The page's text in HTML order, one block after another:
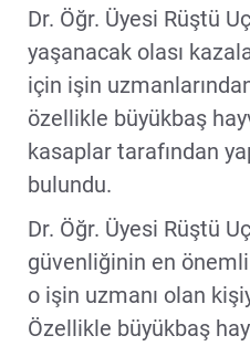
Dr. Öğr. Üyesi Rüştü
yaşanacak olası
için işin
özellikle büyükbaş
kasaplar tarafından
bulundu.
Dr. Öğr. Üyesi Rüştü
güvenliğinin en
o işin uzmanı olan
Özellikle büyükbaş